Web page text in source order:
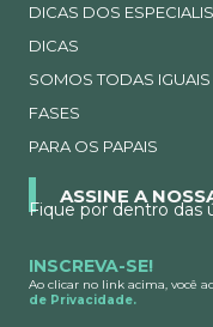
DICAS DOS
DICAS
SOMOS TODAS IGUAIS
FASES
PARA OS PAPAIS
ASSINE A
Fique por dentro das
INSCREVA-SE!
Ao clicar no link acima, você
de Privacidade.